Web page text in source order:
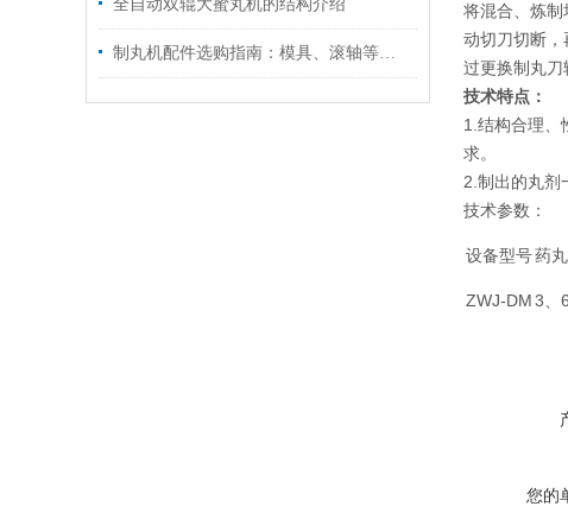
全自动双辊大蜜丸机的结构介绍
制丸机配件选购指南：模具、滚轴等关键部件
将混合、炼
动切刀切断
过更换制丸刀
技术特点：
1.结构合理、
求。
2.制出的丸剂
技
设备型号药
ZWJ-DM3、
您的